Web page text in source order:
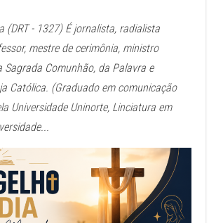
(DRT - 1327) É jornalista, radialista
mestre de cerimônia, ministro
Sagrada Comunhão, da Palavra e
Católica. (Graduado em comunicação
Universidade Uninorte, Linciatura em